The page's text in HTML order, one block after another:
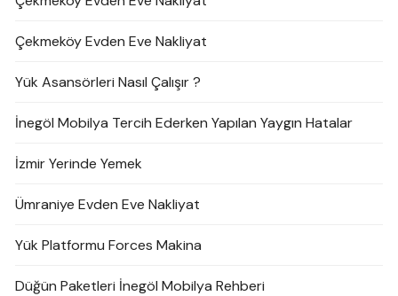
Çekmeköy Evden Eve Nakliyat
Yük Asansörleri Nasıl Çalışır ?
İnegöl Mobilya Tercih Ederken Yapılan Yaygın Hatalar
İzmir Yerinde Yemek
Ümraniye Evden Eve Nakliyat
Yük Platformu Forces Makina
Düğün Paketleri İnegöl Mobilya Rehberi